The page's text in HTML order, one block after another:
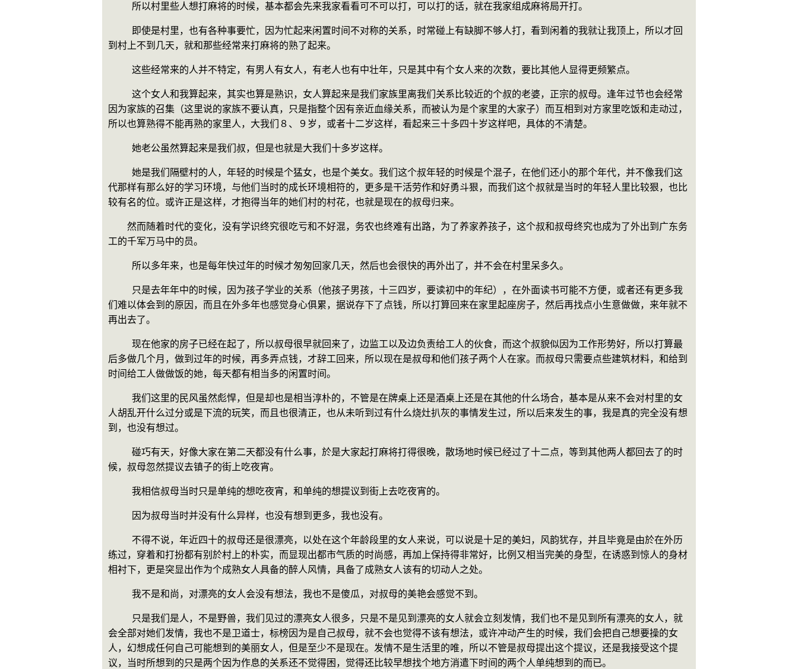
    所以村里些人想打麻将的时候，基本都会先来我家看看可不可以打，可以打的话，就在我家组成麻将局开打。
到村上不到几天，就和那些经常来打麻将的熟了起来。
    这些经常来的人并不特定，有男人有女人，有老人也有中壮年，只是其中有个女人来的次数，要比其他人显得更频繁点。
因为家族的召集（这里说的家族不要认真，只是指整个因有亲近血缘关系，而被认为是个家里的大家子）而互相到对方家里吃饭和走动过，
所以也算熟得不能再熟的家里人，大我们８、９岁，或者十二岁这样，看起来三十多四十岁这样吧，具体的不清楚。
    她老公虽然算起来是我们叔，但是也就是大我们十多岁这样。
代那样有那么好的学习环境，与他们当时的成长环境相符的，更多是干活劳作和好勇斗狠，而我们这个叔就是当时的年轻人里比较狠，也比
较有名的位。或许正是这样，才抱得当年的她们村的村花，也就是现在的叔母归来。
然而随着时代的变化，没有学识终究很吃亏和不好混，务农也终难有出路，为了养家养孩子，这个叔和叔母终究也成为了外出到广东务
工的千军万马中的员。
    所以多年来，也是每年快过年的时候才匆匆回家几天，然后也会很快的再外出了，并不会在村里呆多久。
们难以体会到的原因，而且在外多年也感觉身心俱累，据说存下了点钱，所以打算回来在家里起座房子，然后再找点小生意做做，来年就不
再出去了。
后多做几个月，做到过年的时候，再多弄点钱，才辞工回来，所以现在是叔母和他们孩子两个人在家。而叔母只需要点些建筑材料，和给到
时间给工人做做饭的她，每天都有相当多的闲置时间。
人胡乱开什么过分或是下流的玩笑，而且也很清正，也从未听到过有什么烧灶扒灰的事情发生过，所以后来发生的事，我是真的完全没有想
到，也没有想过。
候，叔母忽然提议去镇子的街上吃夜宵。
    我相信叔母当时只是单纯的想吃夜宵，和单纯的想提议到街上去吃夜宵的。
    因为叔母当时并没有什么异样，也没有想到更多，我也没有。
练过，穿着和打扮都有别於村上的朴实，而显现出都市气质的时尚感，再加上保持得非常好，比例又相当完美的身型，在诱惑到惊人的身材
相衬下，更是突显出作为个成熟女人具备的醉人风情，具备了成熟女人该有的切动人之处。
    我不是和尚，对漂亮的女人会没有想法，我也不是傻瓜，对叔母的美艳会感觉不到。
会全部对她们发情，我也不是卫道士，标榜因为是自己叔母，就不会也觉得不该有想法，或许冲动产生的时候，我们会把自己想要操的女
人，幻想成任何自己可能想到的美丽女人，但是至少不是现在。发情不是生活里的唯，所以不管是叔母提出这个提议，还是我接受这个提
议，当时所想到的只是两个因为作息的关系还不觉得困，觉得还比较早想找个地方消遣下时间的两个人单纯想到的而已。